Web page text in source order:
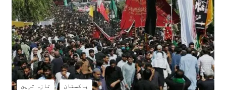
پاکستان تازہ ترین